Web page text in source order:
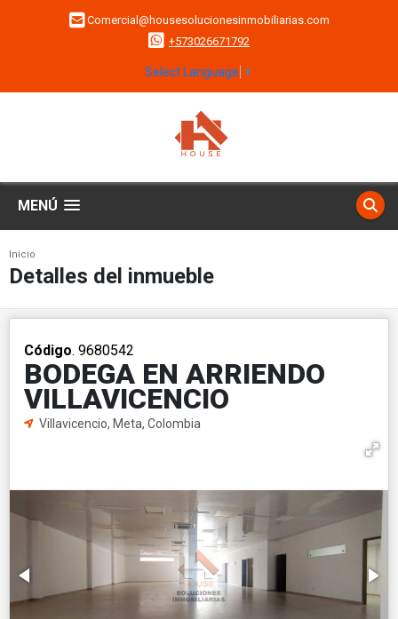
Comercial@housesolucionesinmobiliarias.com
+573026671792
Select Language ▼
MENÚ
Inicio
Detalles del inmueble
Código. 9680542
BODEGA EN ARRIENDO
VILLAVICENCIO
Villavicencio, Meta, Colombia